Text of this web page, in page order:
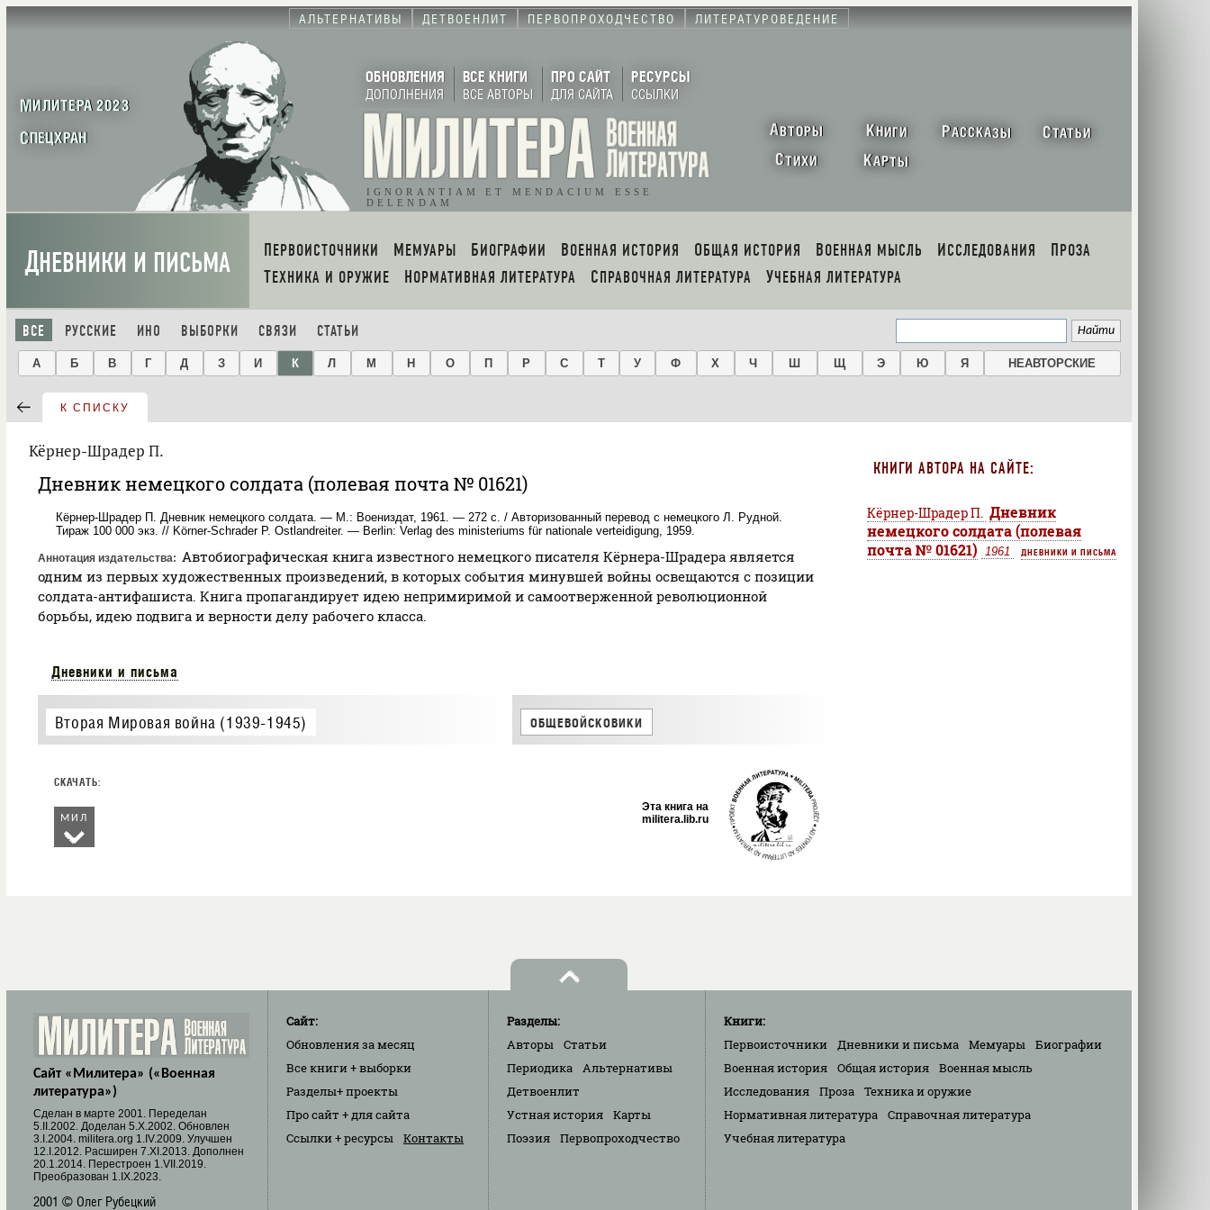
АЛЬТЕРНАТИВЫ ДЕТВОЕНЛИТ ПЕРВОПРОХОДЧЕСТВО ЛИТЕРАТУРОВЕДЕНИЕ
МИЛИТЕРА 2023
СПЕЦХРАН
ОБНОВЛЕНИЯ
ДОПОЛНЕНИЯ
ВСЕ КНИГИ
ВСЕ АВТОРЫ
ПРО САЙТ
ДЛЯ САЙТА
РЕСУРСЫ
ССЫЛКИ
IGNORANTIAM ET MENDACIUM ESSE
DELENDAM
АВТОРЫ КНИГИ РАССКАЗЫ СТАТЬИ
СТИХИ КАРТЫ
ДНЕВНИКИ И ПИСЬМА ПЕРВОИСТОЧНИКИ МЕМУАРЫ БИОГРАФИИ ВОЕННАЯ ИСТОРИЯ ОБЩАЯ ИСТОРИЯ ВОЕННАЯ МЫСЛЬ ИССЛЕДОВАНИЯ
ПРОЗА
ТЕХНИКА И ОРУЖИЕ
НОРМАТИВНАЯ ЛИТЕРАТУРА СПРАВОЧНАЯ ЛИТЕРАТУРА УЧЕБНАЯ ЛИТЕРАТУРА
ВСЕ РУССКИЕ ИНО ВЫБОРКИ СВЯЗИ СТАТЬИ
А Б В Г Д З И К Л М Н О П Р С Т У Ф Х Ч Ш Щ Э Ю Я НЕАВТОРСКИЕ
К СПИСКУ
Кёрнер-Шрадер П.
Дневник немецкого солдата (полевая почта № 01621)
Кёрнер-Шрадер П. Дневник немецкого солдата. — М.: Воениздат, 1961. — 272 с. / Авторизованный перевод с немецкого Л. Рудной.
Тираж 100 000 экз. // Körner-Schrader P. Ostlandreiter. — Berlin: Verlag des ministeriums für nationale verteidigung, 1959.
Аннотация издательства
Автобиографическая книга известного немецкого писателя Кёрнера-Шрадера является
одним из первых художественных произведений, в которых события минувшей войны освещаются с позиции
солдата-антифашиста. Книга пропагандирует идею непримиримой и самоотверженной революционной
борьбы, идею подвига и верности делу рабочего класса.
Дневники и письма
Вторая Мировая война (1939-1945) ОБЩЕВОЙСКОВИКИ
МИЛ
Эта книга на
militera.lib.ru
КНИГИ АВТОРА НА САЙТЕ:
Кёрнер-Шрадер П. Дневник
немецкого солдата (полевая
почта № 01621) 1961 ДНЕВНИКИ И ПИСЬМА
Сайт «Милитера» («Военная
литература»)
Cделан в марте 2001. Переделан
5.II.2002. Доделан 5.X.2002. Обновлен
3.I.2004. militera.org 1.IV.2009. Улучшен
12.I.2012. Расширен 7.XI.2013. Дополнен
20.1.2014. Перестроен 1.VII.2019.
Преобразован 1.IX.2023.
2001 © Олег Рубецкий
Сайт:
Обновленияза месяц
Все книги+ выборки
Разделы+ проекты
Про сайт + для сайта
Ссылки+ ресурсы Контакты
Разделы:
Авторы
Статьи
Периодика
Альтернативы
Детвоенлит
Устная история
Карты
Поэзия
Первопроходчество
Книги:
Первоисточники
Дневники и письма Мемуары
Биографии
Военная история
Общая история
Военная мысль
Исследования
Проза
Техника и оружие
Нормативная литература
Справочная литература
Учебная литература